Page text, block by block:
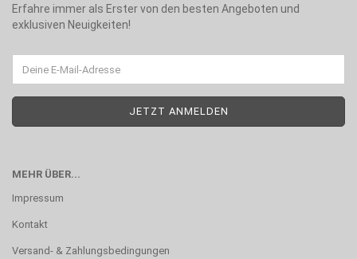
Erfahre immer als Erster von den besten Angeboten und
exklusiven Neuigkeiten!
MEHR ÜBER...
Impressum
Kontakt
Versand- & Zahlungsbedingungen